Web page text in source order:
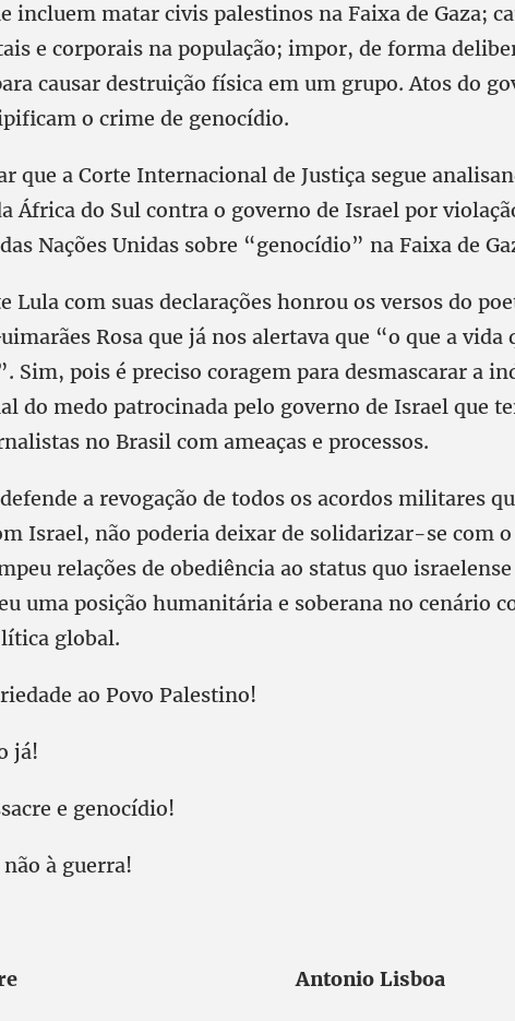
incluem matar civis palestinos na Faixa de Gaza;
e corporais na população; impor, de forma
causar destruição física em um grupo. Atos do
o crime de genocídio.
que a Corte Internacional de Justiça segue
África do Sul contra o governo de Israel por
Nações Unidas sobre “genocídio” na Faixa de
Lula com suas declarações honrou os versos do
Rosa que já nos alertava que “o que a vida
Sim, pois é preciso coragem para desmascarar a
do medo patrocinada pelo governo de Israel que
no Brasil com ameaças e processos.
a revogação de todos os acordos militares
Israel, não poderia deixar de solidarizar-se com
relações de obediência ao status quo israelense
uma posição humanitária e soberana no cenário
global.
ao Povo Palestino!
já!
e genocídio!
à guerra!
Nobre Antonio Lisboa